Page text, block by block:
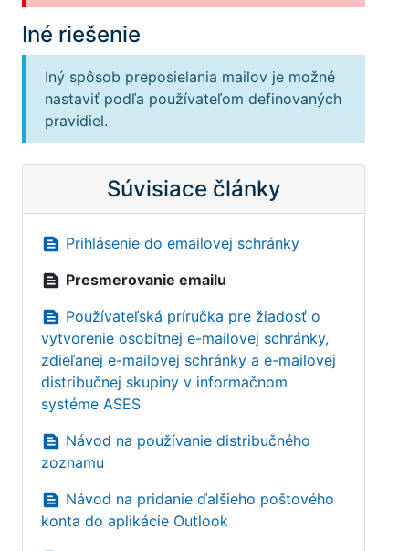
Iné riešenie
Iný spôsob preposielania mailov je možné
nastaviť podľa používateľom definovaných
pravidiel.
Súvisiace články
text_snippet Prihlásenie do emailovej schránky
text_snippet Presmerovanie emailu
text_snippet Používateľská príručka pre žiadosť o
vytvorenie osobitnej e-mailovej schránky,
zdieľanej e-mailovej schránky a e-mailovej
distribučnej skupiny v informačnom
systéme ASES
text_snippet Návod na používanie distribučného
zoznamu
text_snippet Návod na pridanie ďalšieho poštového
konta do aplikácie Outlook